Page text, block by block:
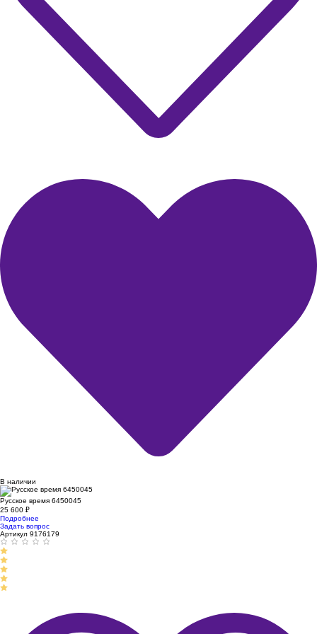
В наличии
Русское время 6450045
25 600 ₽
Подробнее
Задать вопрос
Артикул 9176179